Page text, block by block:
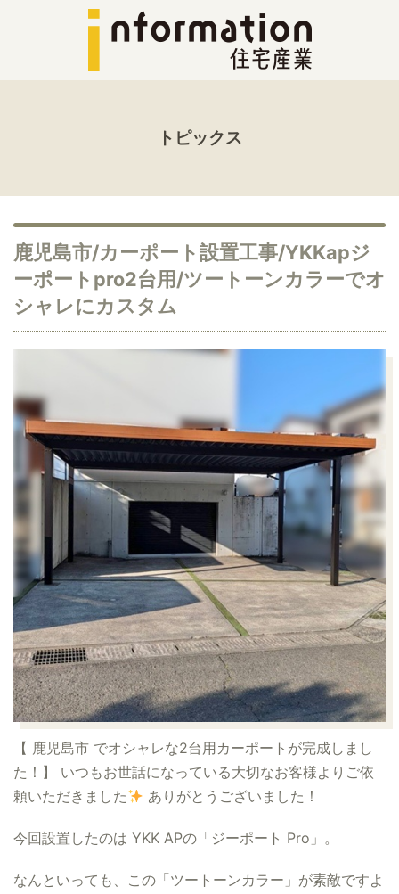
トピックス
鹿児島市/カーポート設置工事/YKKapジ
ーポートpro2台用/ツートーンカラーでオ
シャレにカスタム
【 鹿児島市 でオシャレな2台用カーポートが完成しまし
た！】
いつもお世話になっている大切なお客様よりご依
頼いただきました
ありがとうございました！
今回設置したのは YKK APの「ジーポート Pro」。
なんといっても、この「ツートーンカラー」が素敵ですよ